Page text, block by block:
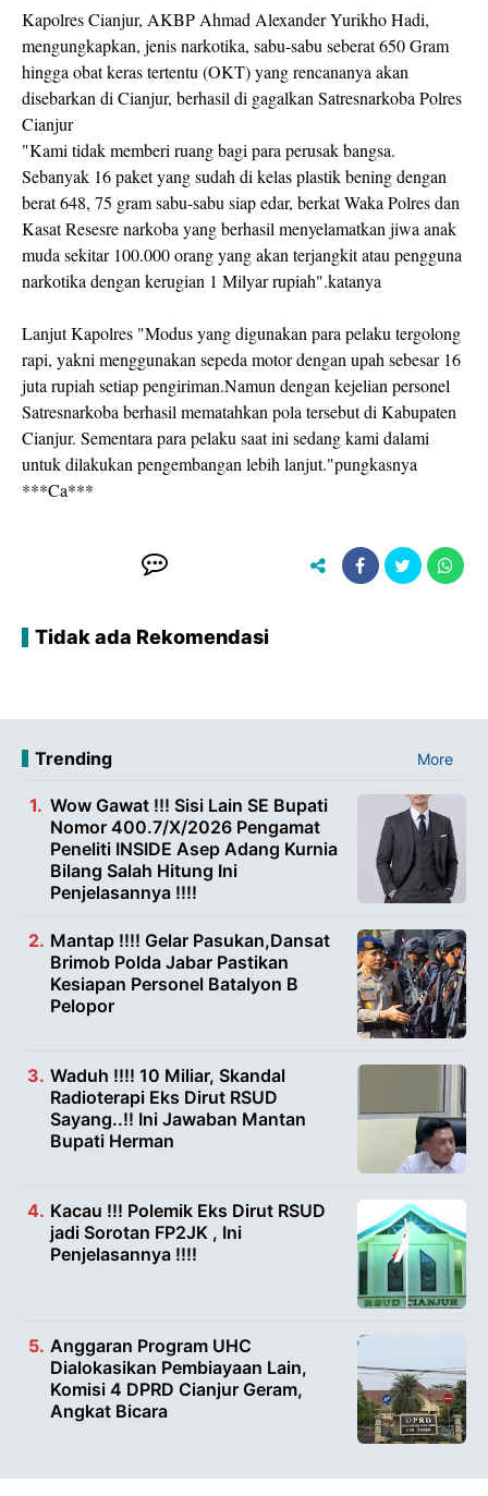
Kapolres Cianjur, AKBP Ahmad Alexander Yurikho Hadi,
mengungkapkan, jenis narkotika, sabu-sabu seberat 650 Gram
hingga obat keras tertentu (OKT) yang rencananya akan
disebarkan di Cianjur, berhasil di gagalkan Satresnarkoba Polres
Cianjur
"Kami tidak memberi ruang bagi para perusak bangsa.
Sebanyak 16 paket yang sudah di kelas plastik bening dengan
berat 648, 75 gram sabu-sabu siap edar, berkat Waka Polres dan
Kasat Resesre narkoba yang berhasil menyelamatkan jiwa anak
muda sekitar 100.000 orang yang akan terjangkit atau pengguna
narkotika dengan kerugian 1 Milyar rupiah".katanya
Lanjut Kapolres "Modus yang digunakan para pelaku tergolong
rapi, yakni menggunakan sepeda motor dengan upah sebesar 16
juta rupiah setiap pengiriman.Namun dengan kejelian personel
Satresnarkoba berhasil mematahkan pola tersebut di Kabupaten
Cianjur. Sementara para pelaku saat ini sedang kami dalami
untuk dilakukan pengembangan lebih lanjut."pungkasnya
***Ca***
Tidak ada Rekomendasi
Trending More
Wow Gawat !!! Sisi Lain SE Bupati
Nomor 400.7/X/2026 Pengamat
Peneliti INSIDE Asep Adang Kurnia
Bilang Salah Hitung Ini
Penjelasannya !!!!
Mantap !!!! Gelar Pasukan,Dansat
Brimob Polda Jabar Pastikan
Kesiapan Personel Batalyon B
Pelopor
Waduh !!!! 10 Miliar, Skandal
Radioterapi Eks Dirut RSUD
Sayang..!! Ini Jawaban Mantan
Bupati Herman
Kacau !!! Polemik Eks Dirut RSUD
jadi Sorotan FP2JK , Ini
Penjelasannya !!!!
Anggaran Program UHC
Dialokasikan Pembiayaan Lain,
Komisi 4 DPRD Cianjur Geram,
Angkat Bicara